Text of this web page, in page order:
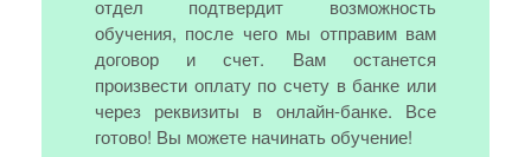
отдел подтвердит возможность
обучения, после чего мы отправим вам
договор и счет. Вам останется
произвести оплату по счету в банке или
через реквизиты в онлайн-банке. Все
готово! Вы можете начинать обучение!